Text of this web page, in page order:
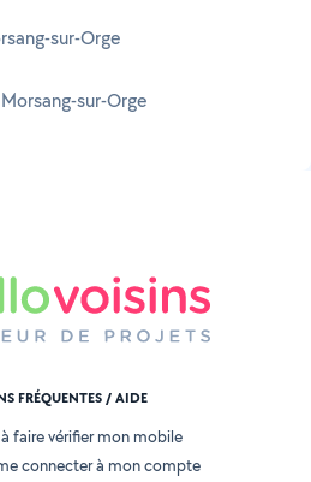
sur-Orge
sur-Orge
FRÉQUENTES / AIDE
faire vérifier mon mobile
connecter à mon compte